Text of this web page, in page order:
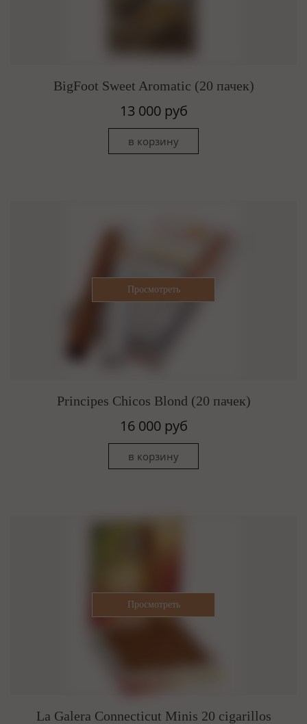
BigFoot Sweet Aromatic (20 пачек)
13 000 руб
Principes Chicos Blond (20 пачек)
16 000 руб
La Galera Connecticut Minis 20 cigarillos